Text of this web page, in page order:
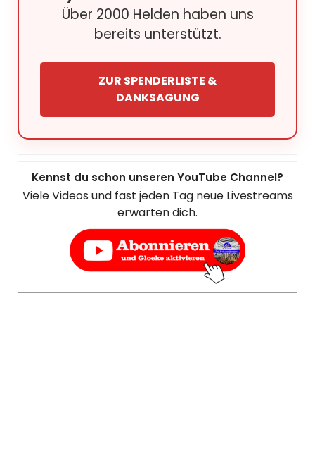
Über 2000 Helden haben uns
bereits unterstützt.
ZUR SPENDERLISTE &
DANKSAGUNG
Kennst du schon unseren YouTube Channel?
Viele Videos und fast jeden Tag neue Livestreams
erwarten dich.